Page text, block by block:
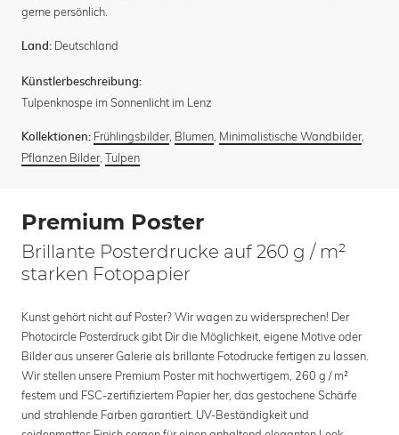
gerne persönlich.
Land: Deutschland
Künstlerbeschreibung:
Tulpenknospe im Sonnenlicht im Lenz
Kollektionen: Frühlingsbilder, Blumen Minimalistische Wandbilder,
Pflanzen Bilder, Tulpen
Premium Poster
Brillante Posterdrucke auf 260 g / m²
starken Fotopapier
Kunst gehört nicht auf Poster? Wir wagen zu widersprechen! Der
Photocircle Posterdruck gibt Dir die Möglichkeit, eigene Motive oder
Bilder aus unserer Galerie als brillante Fotodrucke fertigen zu lassen.
Wir stellen unsere Premium Poster mit hochwertigem, 260 g / m²
festem und FSC-zertifiziertem Papier her, das gestochene Schärfe
und strahlende Farben garantiert. UV-Beständigkeit und